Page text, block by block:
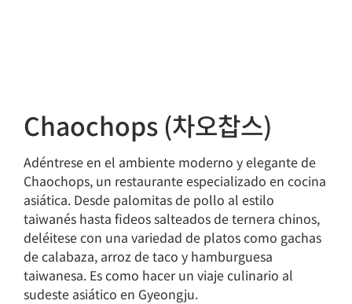
Chaochops (차오찹스)
Adéntrese en el ambiente moderno y elegante de
Chaochops, un restaurante especializado en cocina
asiática. Desde palomitas de pollo al estilo
taiwanés hasta fideos salteados de ternera chinos,
deléitese con una variedad de platos como gachas
de calabaza, arroz de taco y hamburguesa
taiwanesa. Es como hacer un viaje culinario al
sudeste asiático en Gyeongju.